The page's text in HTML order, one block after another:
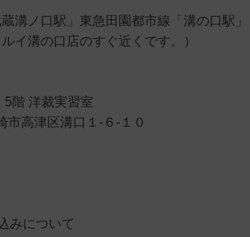
蔵溝ノ口駅」東急田園都市線「溝の口駅
イ溝の口店のすぐ近くです。）
5階 洋裁実習室
市高津区溝口１-６-１０
みについて